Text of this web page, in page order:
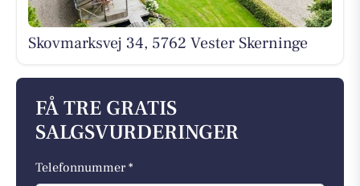
Skovmarksvej 34, 5762 Vester Skerninge
FÅ TRE GRATIS
SALGSVURDERINGER
Telefonnummer *